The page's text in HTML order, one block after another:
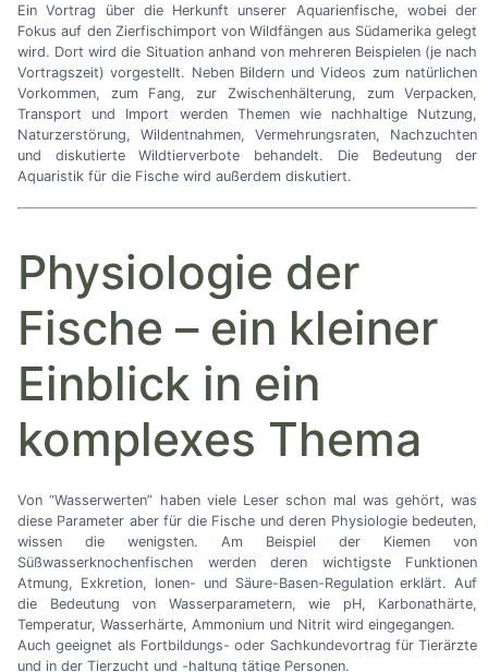
Ein Vortrag über die Herkunft unserer Aquarienfische, wobei der
Fokus auf den Zierfischimport von Wildfängen aus Südamerika gelegt
wird. Dort wird die Situation anhand von mehreren Beispielen (je nach
Vortragszeit) vorgestellt. Neben Bildern und Videos zum natürlichen
Vorkommen, zum Fang, zur Zwischenhälterung, zum Verpacken,
Transport und Import werden Themen wie nachhaltige Nutzung,
Naturzerstörung, Wildentnahmen, Vermehrungsraten, Nachzuchten
und diskutierte Wildtierverbote behandelt. Die Bedeutung der
Aquaristik für die Fische wird außerdem diskutiert.
Physiologie der
Fische –ein kleiner
Einblick in ein
komplexes Thema
Von“Wasserwerten” haben viele Leser schon mal was gehört, was
diese Parameter aber für die Fische und deren Physiologie bedeuten,
wissen die wenigsten. Am Beispiel der Kiemen von
Süßwasserknochenfischen werden deren wichtigste Funktionen
Atmung, Exkretion, Ionen- und Säure-Basen-Regulation erklärt. Auf
die Bedeutung von Wasserparametern, wie pH, Karbonathärte,
Temperatur, Wasserhärte, Ammonium und Nitrit wird eingegangen.
Auch geeignet als Fortbildungs- oder Sachkundevortrag für Tierärzte
und in der Tierzucht und -haltung tätige Personen.